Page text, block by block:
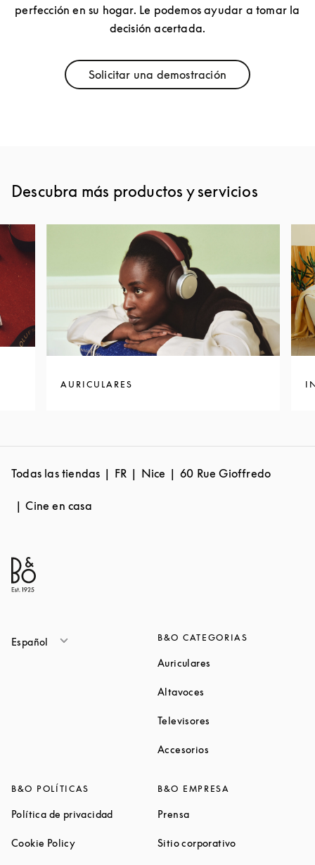
perfección en su hogar. Le podemos ayudar a tomar la
decisión acertada.
Solicitar una demostración
Link Opens in New Tab
Descubra más productos y servicios
AURICULARES
Todas las tiendas FR Nice 60 Rue Gioffredo
Cine en casa
Español B&O CATEGORIAS
Auriculares
Altavoces
Televisores
Accesorios
B&O POLÍTICAS
Política de privacidadLink Opens in New Tab
Cookie PolicyLink Opens in New Tab
B&O EMPRESA
PrensaLink Opens in New Tab
Sitio corporativoLink Opens in